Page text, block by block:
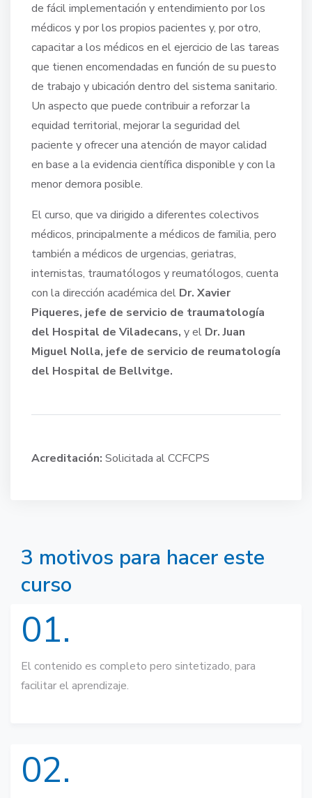
de fácil implementación y entendimiento por los
médicos y por los propios pacientes y, por otro,
capacitar a los médicos en el ejercicio de las tareas
que tienen encomendadas en función de su puesto
de trabajo y ubicación dentro del sistema sanitario.
Un aspecto que puede contribuir a reforzar la
equidad territorial, mejorar la seguridad del
paciente y ofrecer una atención de mayor calidad
en base a la evidencia científica disponible y con la
menor demora posible.
El curso, que va dirigido a diferentes colectivos
médicos, principalmente a médicos de familia, pero
también a médicos de urgencias, geriatras,
internistas, traumatólogos y reumatólogos, cuenta
con la dirección académica del Dr. Xavier
Piqueres, jefe de servicio de traumatología
del Hospital de Viladecans, y el Dr. Juan
Miguel Nolla, jefe de servicio de reumatología
del Hospital de Bellvitge.
Acreditación: Solicitada al CCFCPS
3 motivos para hacer este
curso
01.
El contenido es completo pero sintetizado, para
facilitar el aprendizaje.
02.